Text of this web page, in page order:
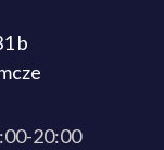
b
20:00